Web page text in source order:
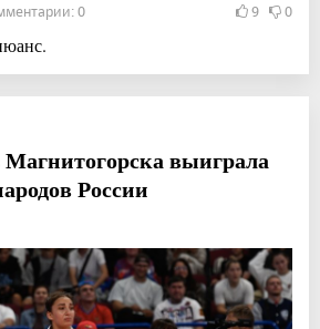
0 9 0
выиграла
России